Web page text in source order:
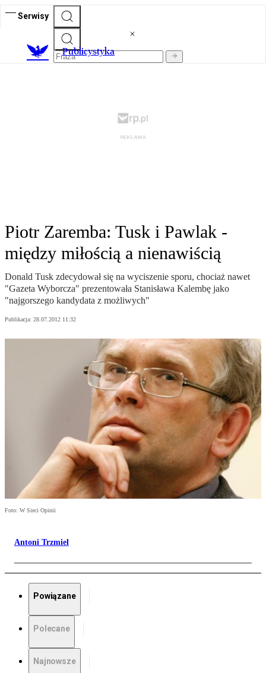
Serwisy
Publicystyka
Piotr Zaremba: Tusk i Pawlak -
między miłością a nienawiścią
Donald Tusk zdecydował się na wyciszenie sporu, chociaż nawet
"Gazeta Wyborcza" prezentowała Stanisława Kalembę jako
"najgorszego kandydata z możliwych"
Publikacja: 28.07.2012 11:32
Foto: W Sieci Opinii
Antoni Trzmiel
Powiązane
Polecane
Najnowsze